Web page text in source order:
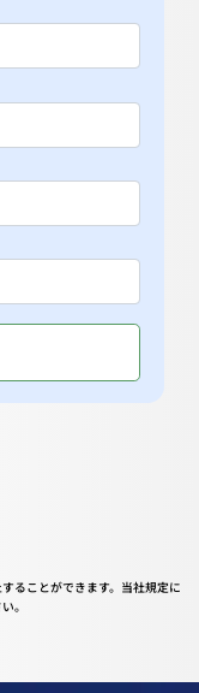
ることができます。当社規定に
。